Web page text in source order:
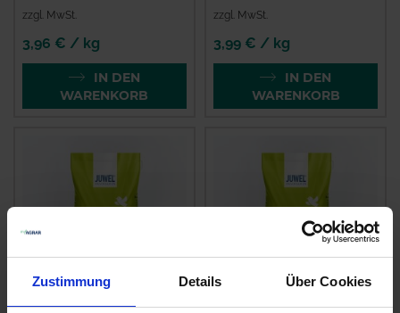
Zustimmung Details Über Cookies
zzgl. MwSt.
3,96 € / kg
IN DEN
WARENKORB
zzgl. MwSt.
3,99 € / kg
IN DEN
WARENKORB